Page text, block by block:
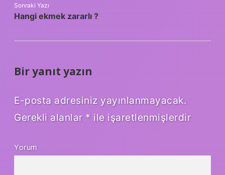
Sonraki Yazı
Hangi ekmek zararlı ?
Bir yanıt yazın
E-posta adresiniz yayınlanmayacak.
Gerekli alanlar * ile işaretlenmişlerdir
Yorum